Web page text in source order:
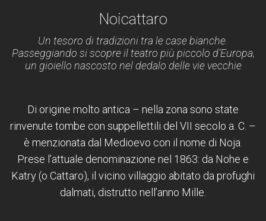
Noicattaro
Un tesoro di tradizioni tra le case bianche.
Passeggiando si scopre il teatro più piccolo d’Europa,
un gioiello nascosto nel dedalo delle vie vecchie
Di origine molto antica – nella zona sono state
rinvenute tombe con suppellettili del VII secolo a. C. –
è menzionata dal Medioevo con il nome di Noja.
Prese l’attuale denominazione nel 1863: da Nohe e
Katry (o Cattaro), il vicino villaggio abitato da profughi
dalmati, distrutto nell’anno Mille.